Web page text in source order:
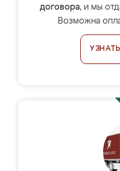
договора, и мы
Возможна